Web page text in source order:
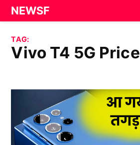
Skip
to
content
NEWSF
TAG:
Vivo T4 5G Price